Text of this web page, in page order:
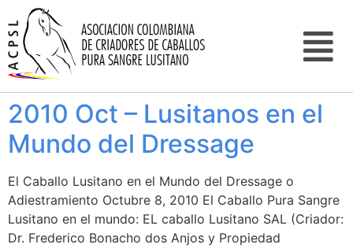
2010 Oct – Lusitanos en el
Mundo del Dressage
El Caballo Lusitano en el Mundo del Dressage o
Adiestramiento Octubre 8, 2010 El Caballo Pura Sangre
Lusitano en el mundo: EL caballo Lusitano SAL (Criador:
Dr. Frederico Bonacho dos Anjos y Propiedad